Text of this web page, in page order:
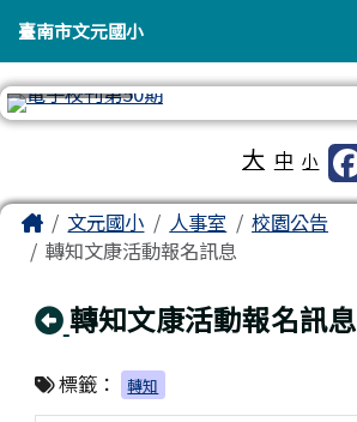
臺南市文元國小
導覽列
臺南市文元國小
大 中 小
主內容區域
Home文元國小 人事室
校園公告
轉知文康活動報名訊息
回上頁
轉知文康活動報名訊息
標籤： 轉知
頁尾區域